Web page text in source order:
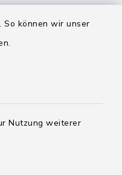
So können wir unser
Nutzung weiterer